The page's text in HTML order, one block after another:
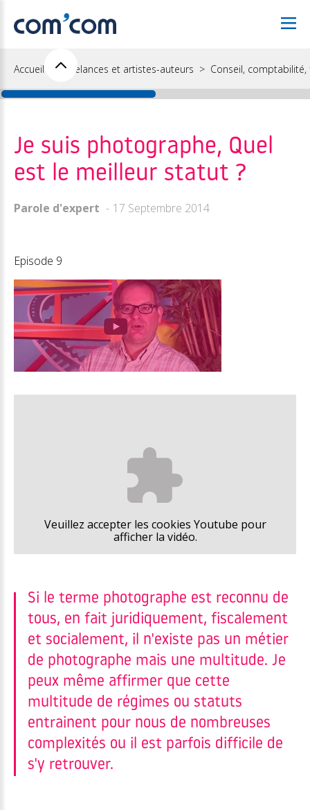
Accueil Freelances et artistes-auteurs Conseil, comptabilité,
Je suis photographe, Quel
est le meilleur statut ?
Parole d'expert 17 Septembre 2014
Episode 9
Veuillez accepter les cookies Youtube pour
afficher la vidéo.
Si le terme photographe est reconnu de
tous, en fait juridiquement, fiscalement
et socialement, il n'existe pas un métier
de photographe mais une multitude. Je
peux même affirmer que cette
multitude de régimes ou statuts
entrainent pour nous de nombreuses
complexités ou il est parfois difficile de
s'y retrouver.